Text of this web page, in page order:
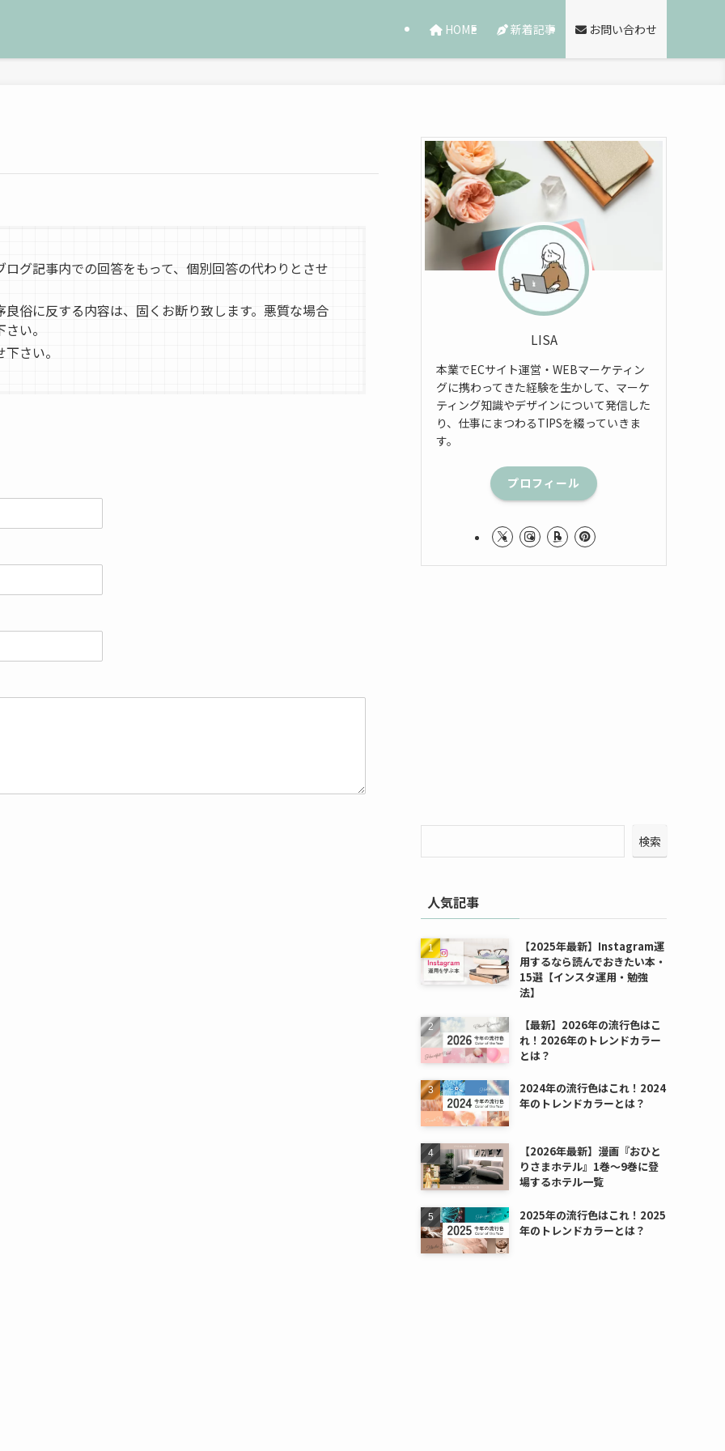
HOME 新着記事 お問い合わせ
グ記事内での回答をもって、個別回答の代わりとさせ
俗に反する内容は、固くお断り致します。悪質な場合
い。
さい。
LISA
本業でECサイト運営・WEBマーケティン
グに携わってきた経験を生かして、マーケ
ティング知識やデザインについて発信した
り、仕事にまつわるTIPSを綴っていきま
す。
プロフィール
検索
人気記事
【2025年最新】Instagram運
用するなら読んでおきたい本・
15選【インスタ運用・勉強
法】
【最新】2026年の流行色はこ
れ！2026年のトレンドカラー
とは？
2024年の流行色はこれ！2024
年のトレンドカラーとは？
【2026年最新】漫画『おひと
りさまホテル』1巻～9巻に登
場するホテル一覧
2025年の流行色はこれ！2025
年のトレンドカラーとは？